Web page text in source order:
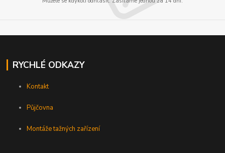
RYCHLÉ ODKAZY
Kontakt
Půjčovna
Montáže tažných zařízení